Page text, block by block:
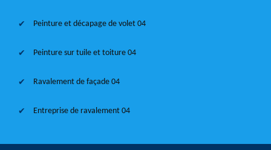
Peinture et décapage de volet 04
Peinture sur tuile et toiture 04
Ravalement de façade 04
Entreprise de ravalement 04